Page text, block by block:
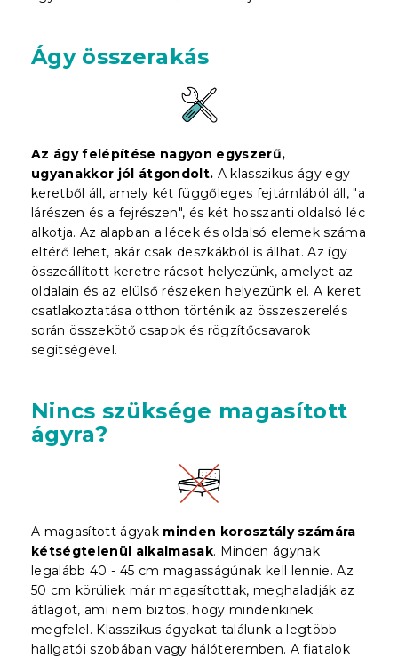
Ágy összerakás
Az ágy felépítése nagyon egyszerű,
ugyanakkor jól átgondolt. A klasszikus ágy egy
keretből áll, amely két függőleges fejtámlából áll, "a
lárészen és a fejrészen", és két hosszanti oldalsó léc
alkotja. Az alapban a lécek és oldalsó elemek száma
eltérő lehet, akár csak deszkákból is állhat. Az így
összeállított keretre rácsot helyezünk, amelyet az
oldalain és az elülső részeken helyezünk el. A keret
csatlakoztatása otthon történik az összeszerelés
során összekötő csapok és rögzítőcsavarok
segítségével.
Nincs szüksége magasított
ágyra?
A magasított ágyak minden korosztály számára
kétségtelenül alkalmasak. Minden ágynak
legalább 40 - 45 cm magasságúnak kell lennie. Az
50 cm körüliek már magasítottak, meghaladják az
átlagot, ami nem biztos, hogy mindenkinek
megfelel. Klasszikus ágyakat találunk a legtöbb
hallgatói szobában vagy hálóteremben. A fiatalok